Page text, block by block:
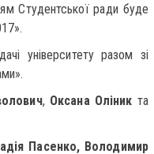
Студентської ради буде
університету разом зі
, Оксана Оліник та
Пасенко, Володимир